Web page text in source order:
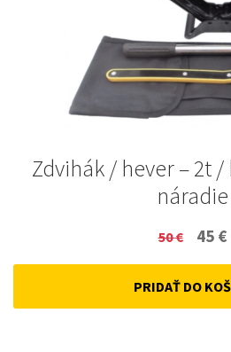
Zdvihák / hever – 2t
náradie
50€
price
was:
45 €
PRIDAŤ DO